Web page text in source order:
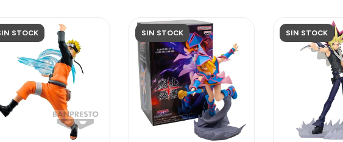
STOCK SIN STOCK SIN STOCK